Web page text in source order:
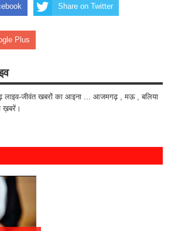
Share on Twitter
Plus
जीवंत खबरों का आइना ... आजमगढ़ , मऊ , बलिया
ख़बरें।